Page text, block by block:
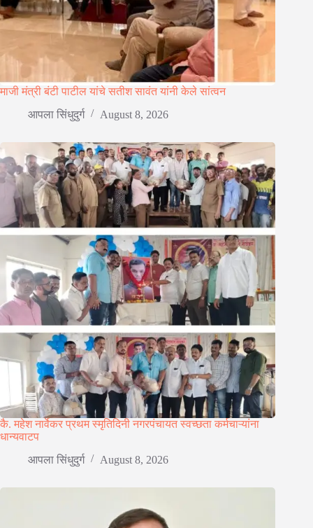
माजी मंत्री बंटी पाटील यांचे सतीश सावंत यांनी केले सांत्वन
आपला सिंधुदुर्ग
August 8, 2026
कै. महेश नार्वेकर प्रथम स्मृतिदिनी नगरपंचायत स्वच्छता कर्मचाऱ्यांना
धान्यवाटप
आपला सिंधुदुर्ग
August 8, 2026